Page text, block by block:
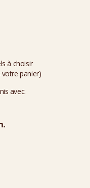
à choisir
panier)
avec.